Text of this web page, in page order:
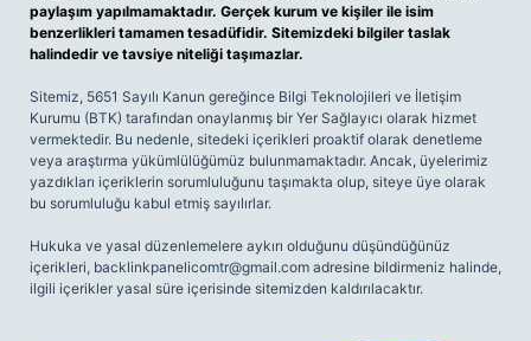
paylaşım yapılmamaktadır. Gerçek kurum ve kişiler ile isim
benzerlikleri tamamen tesadüfidir. Sitemizdeki bilgiler taslak
halindedir ve tavsiye niteliği taşımazlar.
Sitemiz, 5651 Sayılı Kanun gereğince Bilgi Teknolojileri ve İletişim
Kurumu (BTK) tarafından onaylanmış bir Yer Sağlayıcı olarak hizmet
vermektedir. Bu nedenle, sitedeki içerikleri proaktif olarak denetleme
veya araştırma yükümlülüğümüz bulunmamaktadır. Ancak, üyelerimiz
yazdıkları içeriklerin sorumluluğunu taşımakta olup, siteye üye olarak
bu sorumluluğu kabul etmiş sayılırlar.
Hukuka ve yasal düzenlemelere aykırı olduğunu düşündüğünüz
içerikleri, backlinkpanelicomtr@gmail.com adresine bildirmeniz halinde,
ilgili içerikler yasal süre içerisinde sitemizden kaldırılacaktır.